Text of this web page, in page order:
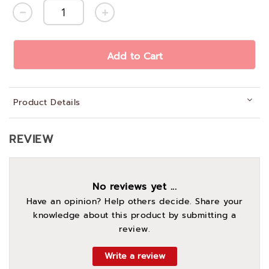
Add to Cart
Product Details
REVIEW
No reviews yet ...
Have an opinion? Help others decide. Share your
knowledge about this product by submitting a
review.
Write a review